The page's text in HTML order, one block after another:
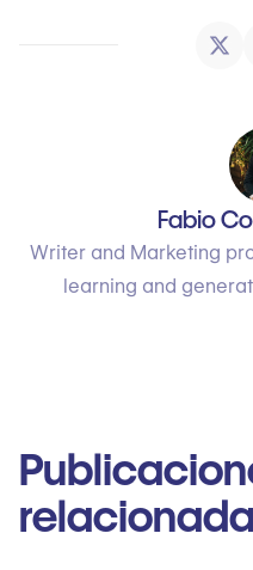
Fabio
Writer and Marketing
learning and